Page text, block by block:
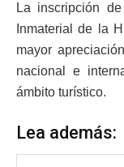
La inscripción
Inmaterial de la
mayor
nacional e
ámbito turístico.
Lea además: